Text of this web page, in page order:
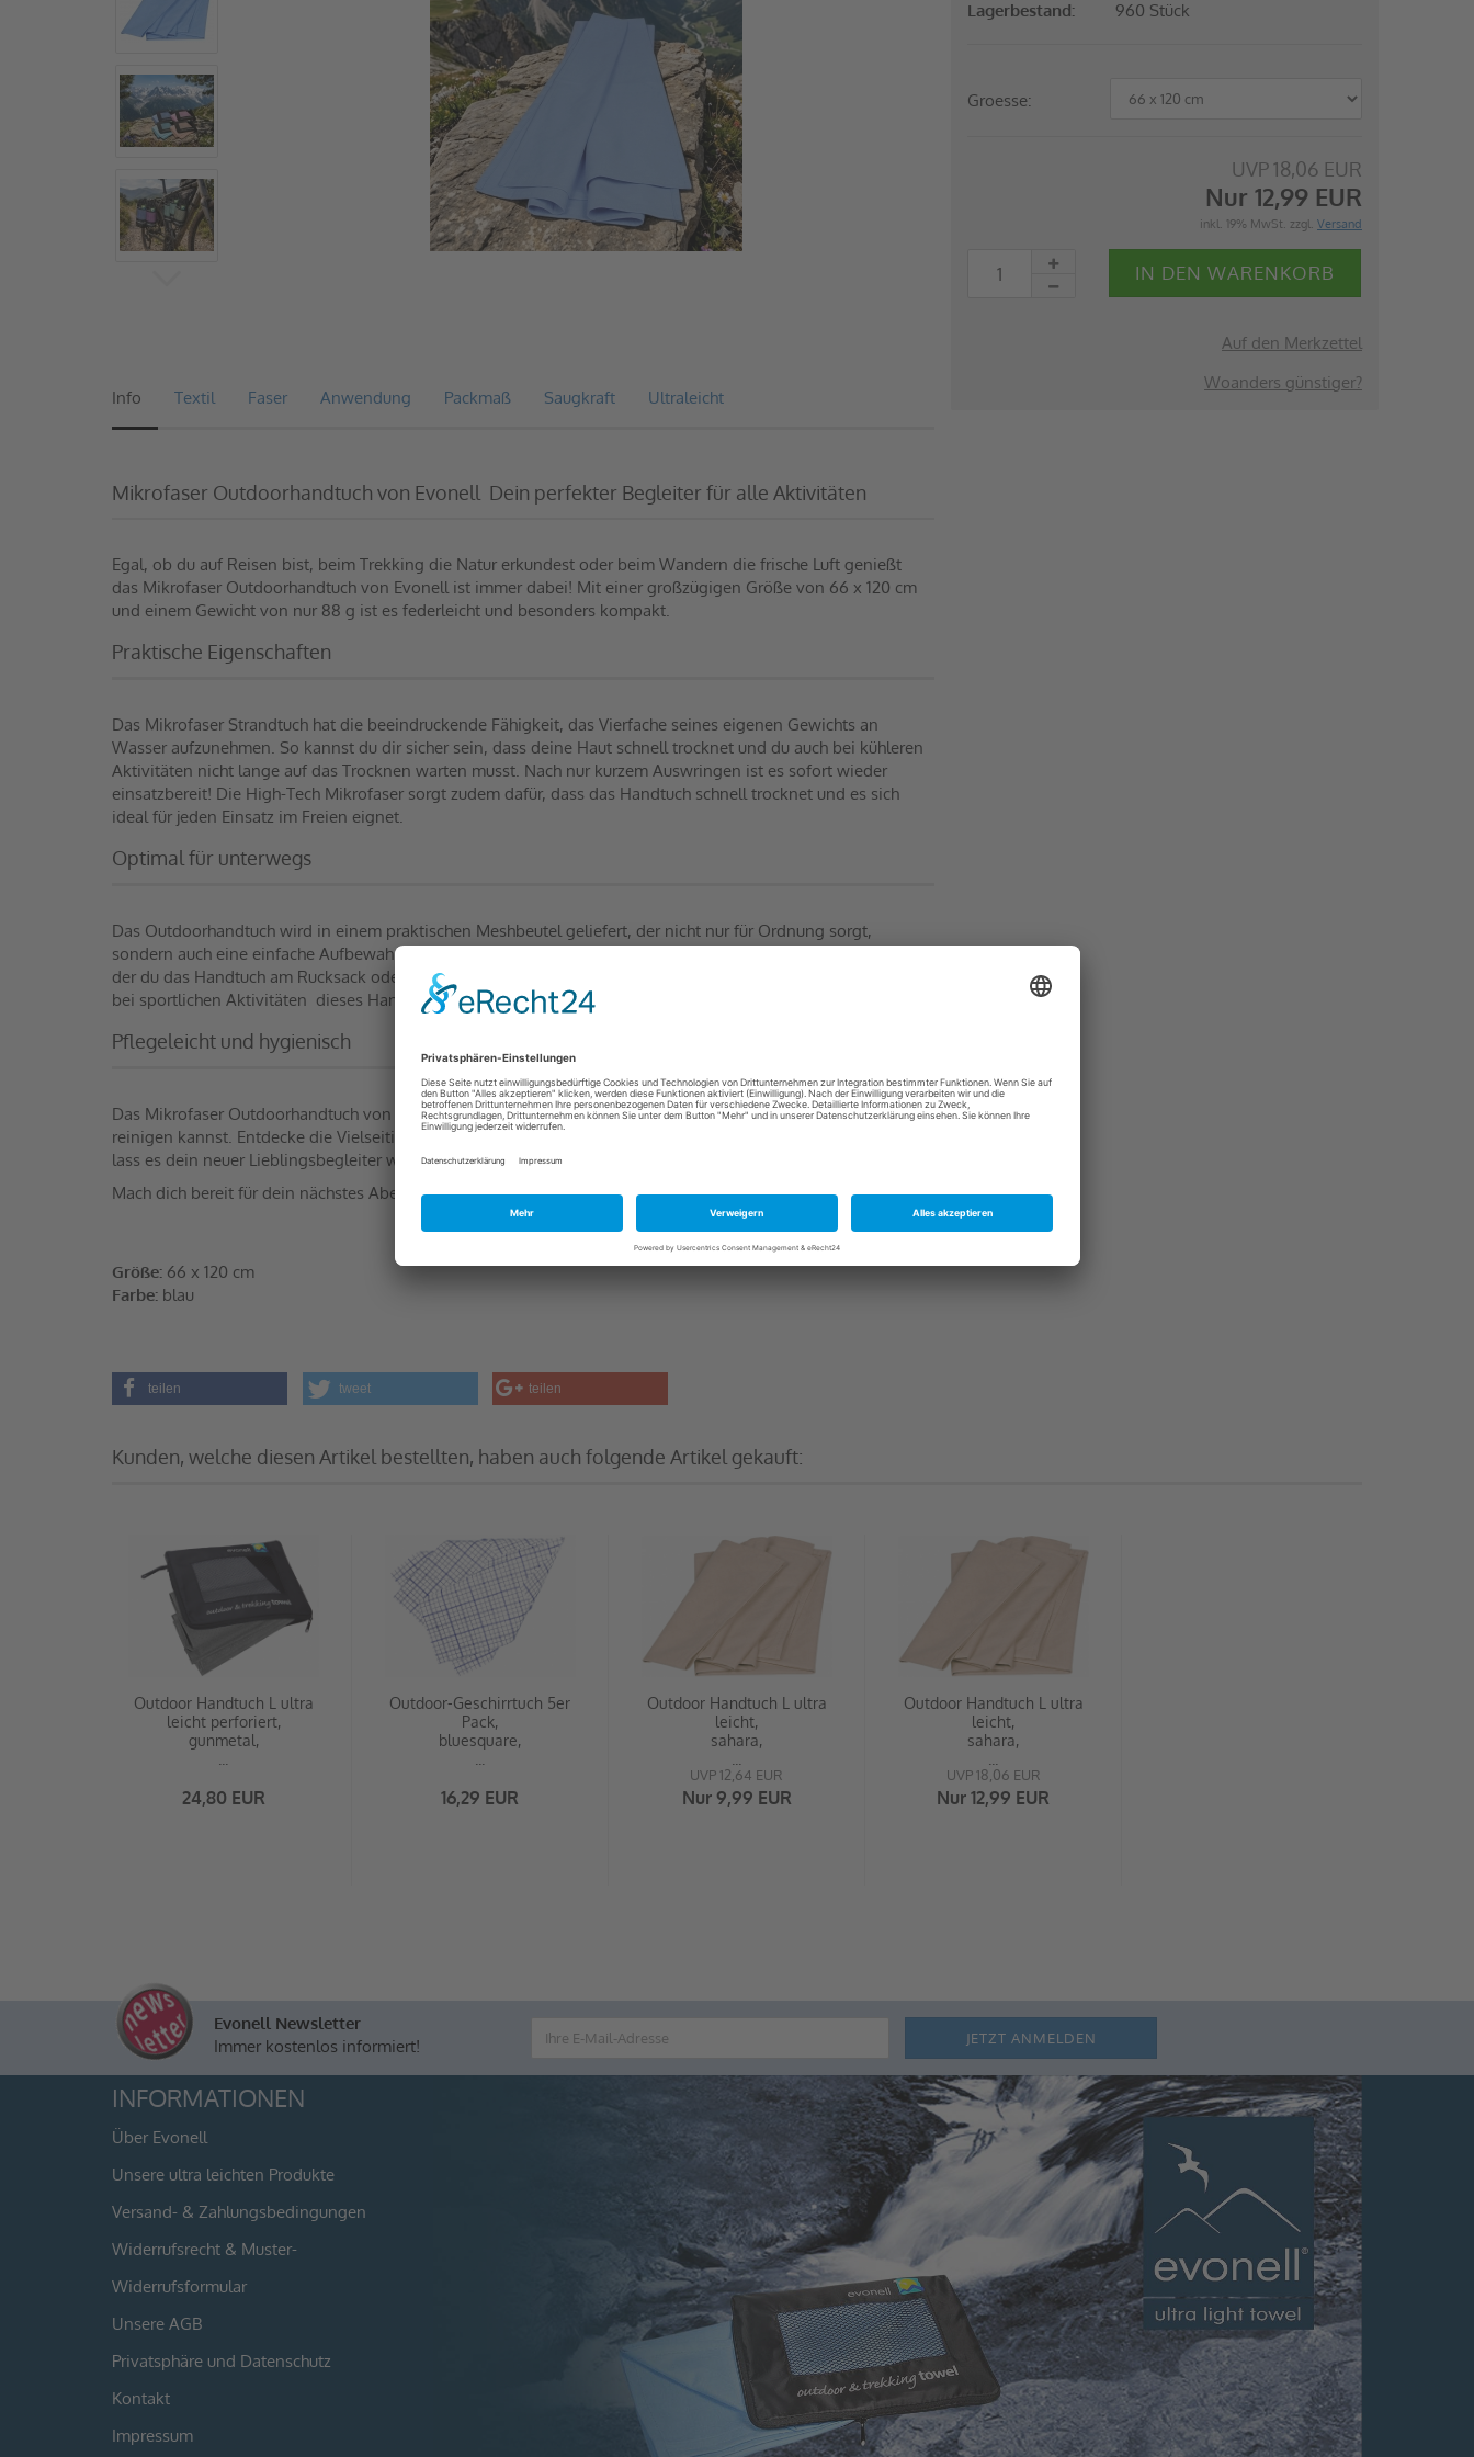
Lagerbestand: 960 Stück
Groesse:
UVP 18,06 EUR
Nur 12,99 EUR
inkl. 19% MwSt. zzgl. Versand
Auf den Merkzettel
Woanders günstiger?
Info Textil Faser Anwendung Packmaß Saugkraft Ultraleicht
Mikrofaser Outdoorhandtuch von Evonell  Dein perfekter Begleiter für alle Aktivitäten
Egal, ob du auf Reisen bist, beim Trekking die Natur erkundest oder beim Wandern die frische Luft genießt 
das Mikrofaser Outdoorhandtuch von Evonell ist immer dabei! Mit einer großzügigen Größe von 66 x 120 cm
und einem Gewicht von nur 88 g ist es federleicht und besonders kompakt.
Praktische Eigenschaften
Das Mikrofaser Strandtuch hat die beeindruckende Fähigkeit, das Vierfache seines eigenen Gewichts an
Wasser aufzunehmen. So kannst du dir sicher sein, dass deine Haut schnell trocknet und du auch bei kühleren
Aktivitäten nicht lange auf das Trocknen warten musst. Nach nur kurzem Auswringen ist es sofort wieder
einsatzbereit! Die High-Tech Mikrofaser sorgt zudem dafür, dass das Handtuch schnell trocknet und es sich
ideal für jeden Einsatz im Freien eignet.
Optimal für unterwegs
Das Outdoorhandtuch wird in einem praktischen Meshbeutel geliefert, der nicht nur für Ordnung sorgt,
sondern auch eine einfache Aufbewahrung ermöglicht. Zusätzlich verfügt es über eine nützliche Schlaufe, mit
der du das Handtuch am Rucksack oder an einem Haken befestigen kannst. Ob beim Campen, am Strand oder
bei sportlichen Aktivitäten  dieses Handtuch ist der ideale Partner für all deine Abenteuer.
Pflegeleicht und hygienisch
Das Mikrofaser Outdoorhandtuch von Evonell ist bis zu 60 Grad waschbar, sodass du es jederzeit hygienisch
reinigen kannst. Entdecke die Vielseitigkeit des Mikrofaser Outdoorhandtuchs in der trendigen Farbe Mint und
lass es dein neuer Lieblingsbegleiter werden!
Mach dich bereit für dein nächstes Abenteuer mit dem praktischen Mikrofaser Outdoorhandtuch von Evonell!
Größe: 66 x 120 cm
Farbe: blau
teilen tweet teilen
Kunden, welche diesen Artikel bestellten, haben auch folgende Artikel gekauft:
Outdoor Handtuch L ultra
leicht perforiert,
gunmetal,
24,80 EUR
Outdoor-Geschirrtuch 5er
Pack,
bluesquare,
16,29 EUR
Outdoor Handtuch L ultra
leicht,
sahara,
UVP 12,64 EUR
Nur 9,99 EUR
Outdoor Handtuch L ultra
leicht,
sahara,
UVP 18,06 EUR
Nur 12,99 EUR
Evonell Newsletter
Immer kostenlos informiert!
INFORMATIONEN
Über Evonell
Unsere ultra leichten Produkte
Versand- & Zahlungsbedingungen
Widerrufsrecht & Muster-
Widerrufsformular
Unsere AGB
Privatsphäre und Datenschutz
Kontakt
Impressum